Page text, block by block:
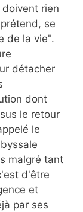
rien
se
de la vie".
détacher
dont
le retour
le
malgré tant
d'être
et
par ses